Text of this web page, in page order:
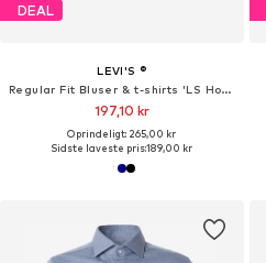
DEAL
LEVI'S ®
Regular Fit Bluser & t-shirts 'LS Housemark Tee'
197,10 kr
Oprindeligt: 265,00 kr
Sidste laveste pris:189,00 kr